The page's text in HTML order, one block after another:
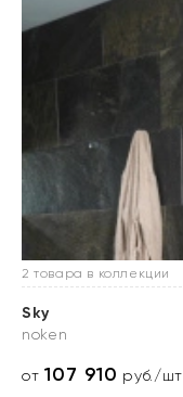
2 товара в коллекции
Sky
noken
от107 910 руб./шт